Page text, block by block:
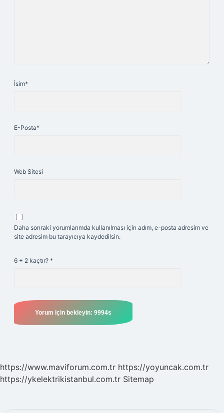
İsim*
E-Posta*
Web Sitesi
Daha sonraki yorumlarımda kullanılması için adım, e-posta adresim ve
site adresim bu tarayıcıya kaydedilsin.
6 + 2 kaçtır? *
https://www.maviforum.com.tr https://yoyuncak.com.tr
https://ykelektrikistanbul.com.tr Sitemap